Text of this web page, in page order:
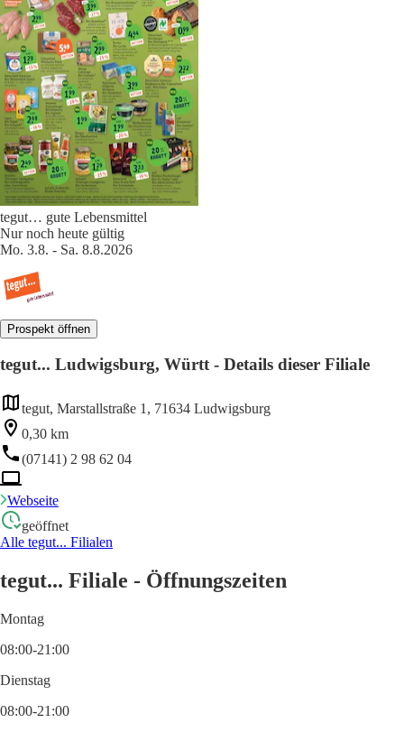
tegut… gute Lebensmittel
Nur noch heute gültig
Mo. 3.8. - Sa. 8.8.2026
Prospekt öffnen
tegut... Ludwigsburg, Württ - Details dieser Filiale
tegut, Marstallstraße 1, 71634 Ludwigsburg
0,30 km
(07141) 2 98 62 04
Webseite
geöffnet
Alle tegut... Filialen
tegut... Filiale - Öffnungszeiten
Montag
08:00-21:00
Dienstag
08:00-21:00